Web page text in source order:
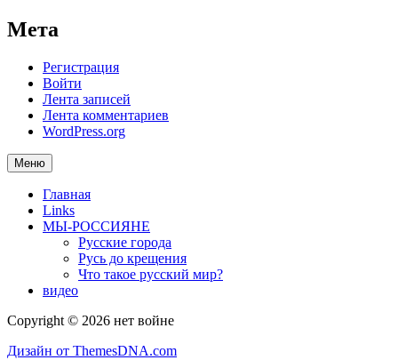
Мета
Регистрация
Войти
Лента записей
Лента комментариев
WordPress.org
Меню
Главная
Links
МЫ-РОССИЯНЕ
Русские города
Русь до крещения
Что такое русский мир?
видео
Copyright © 2026 нет войне
Дизайн от ThemesDNA.com